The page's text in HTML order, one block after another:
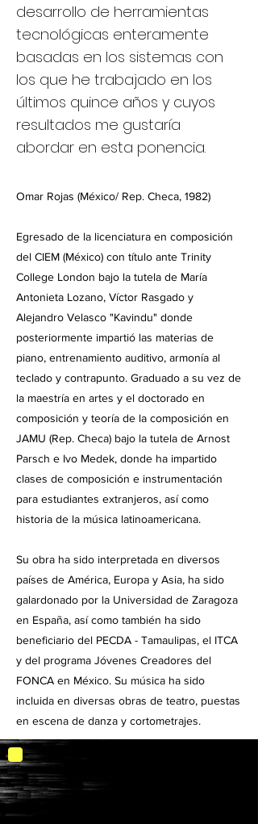
desarrollo de herramientas
tecnológicas enteramente
basadas en los sistemas con
los que he trabajado en los
últimos quince años y cuyos
resultados me gustaría
abordar en esta ponencia.
Omar Rojas (México/ Rep. Checa, 1982)
Egresado de la licenciatura en composición
del CIEM (México) con título ante Trinity
College London bajo la tutela de María
Antonieta Lozano, Víctor Rasgado y
Alejandro Velasco "Kavindu" donde
posteriormente impartió las materias de
piano, entrenamiento auditivo, armonía al
teclado y contrapunto. Graduado a su vez de
la maestría en artes y el doctorado en
composición y teoría de la composición en
JAMU (Rep. Checa) bajo la tutela de Arnost
Parsch e Ivo Medek, donde ha impartido
clases de composición e instrumentación
para estudiantes extranjeros, así como
historia de la música latinoamericana.
Su obra ha sido interpretada en diversos
países de América, Europa y Asia, ha sido
galardonado por la Universidad de Zaragoza
en España, así como también ha sido
beneficiario del PECDA - Tamaulipas, el ITCA
y del programa Jóvenes Creadores del
FONCA en México. Su música ha sido
incluida en diversas obras de teatro, puestas
en escena de danza y cortometrajes.